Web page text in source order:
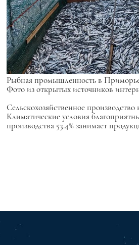
Рыбная промышленность в
Фото из открытых источников
Сельскохозяйственное
Климатические условия
производства 53.4% занимает